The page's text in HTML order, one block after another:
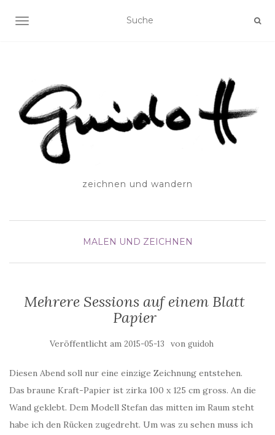
SCHALTE NAVIGATION
zeichnen und wandern
MALEN UND ZEICHNEN
Mehrere Sessions auf einem Blatt
Papier
Veröffentlicht am 2015-05-13 von guidoh
Diesen Abend soll nur eine einzige Zeichnung entstehen.
Das braune Kraft-Papier ist zirka 100 x 125 cm gross. An die
Wand geklebt. Dem Modell Stefan das mitten im Raum steht
habe ich den Rücken zugedreht. Um was zu sehen muss ich